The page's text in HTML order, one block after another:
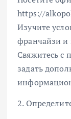
https://
Изучите
франчайзи и
Свяжитесь с
задать
2.